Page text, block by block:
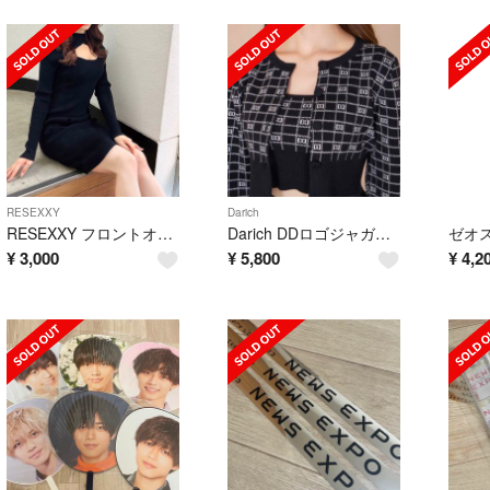
RESEXXY
RESEXXY フロントオープンニットワンピース
¥3,000
Darich
Darich DDロゴジャガードアンサンブル
¥5,800 ¥